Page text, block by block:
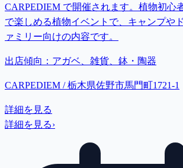
CARPEDIEM で開催されます。植物初心
で楽しめる植物イベントで、キャンプや
ァミリー向けの内容です。
出店傾向： アガベ、雑貨、鉢・陶器
CARPEDIEM / 栃木県佐野市馬門町1721-1
詳細を見る
詳細を見る›